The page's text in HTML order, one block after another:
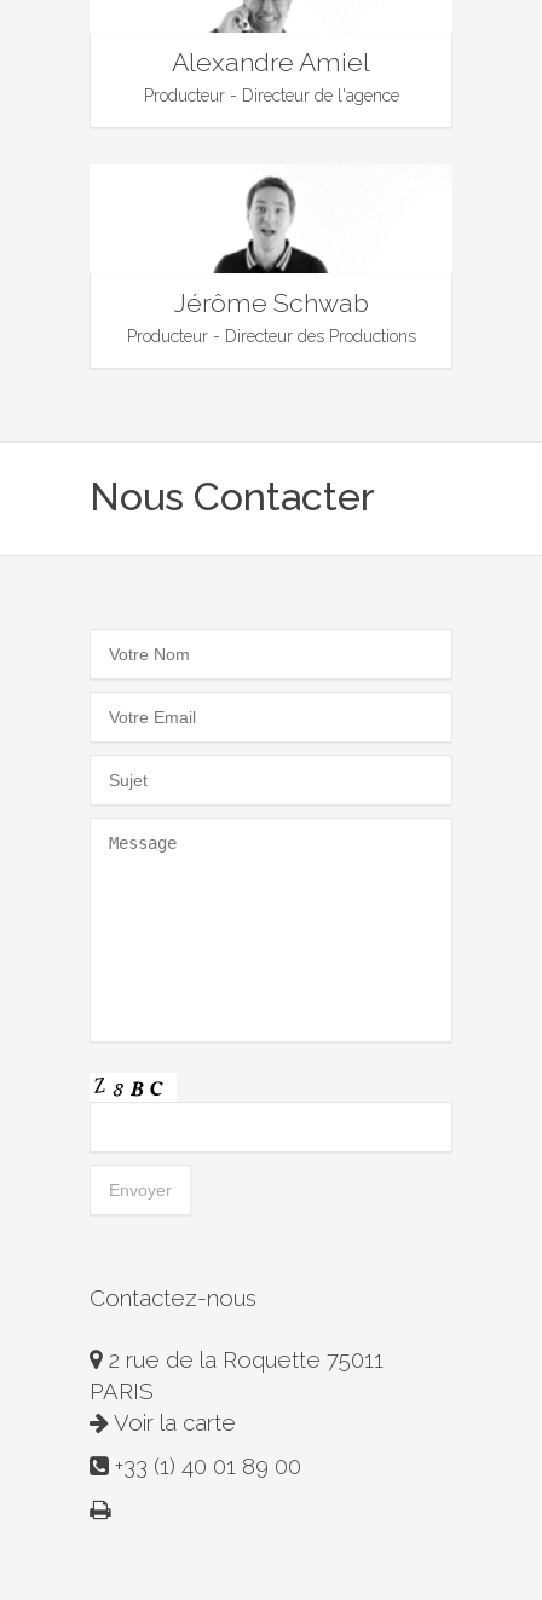
Alexandre Amiel
Producteur - Directeur de l'agence
Jérôme Schwab
Producteur - Directeur des Productions
Nous Contacter
Contactez-nous
2 rue de la Roquette 75011
PARIS
Voir la carte
+33 (1) 40 01 89 00